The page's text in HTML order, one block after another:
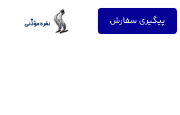
پرش
محتوا
پیگیری سفارش